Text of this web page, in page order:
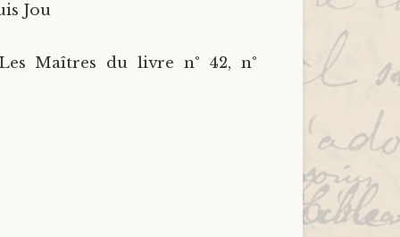
Jou
Maîtres du livre n° 42, n°